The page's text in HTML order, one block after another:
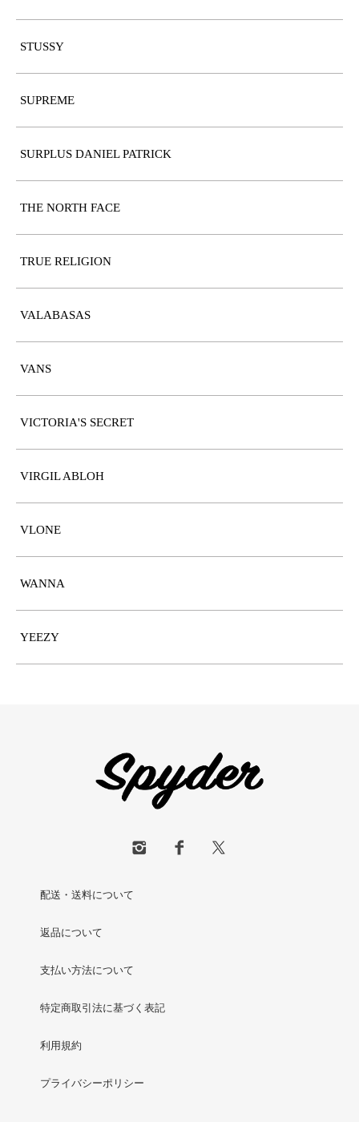
STUSSY
SUPREME
SURPLUS DANIEL PATRICK
THE NORTH FACE
TRUE RELIGION
VALABASAS
VANS
VICTORIA'S SECRET
VIRGIL ABLOH
VLONE
WANNA
YEEZY
配送・送料について
返品について
支払い方法について
特定商取引法に基づく表記
利用規約
プライバシーポリシー